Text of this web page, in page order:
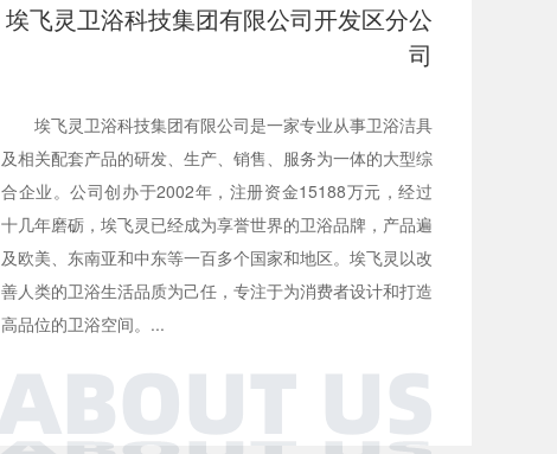
埃飞灵卫浴科技集团有限公司开发区分公
司
埃飞灵卫浴科技集团有限公司是一家专业从事卫浴洁具
及相关配套产品的研发、生产、销售、服务为一体的大型综
合企业。公司创办于2002年，注册资金15188万元，经过
十几年磨砺，埃飞灵已经成为享誉世界的卫浴品牌，产品遍
及欧美、东南亚和中东等一百多个国家和地区。埃飞灵以改
善人类的卫浴生活品质为己任，专注于为消费者设计和打造
高品位的卫浴空间。...